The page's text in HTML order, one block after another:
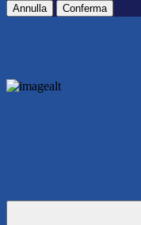
Annulla Conferma